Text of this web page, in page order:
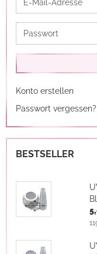
E-
Mail-
Adresse
Passwort
Konto erstellen
Passwort vergessen?
BESTSELLER